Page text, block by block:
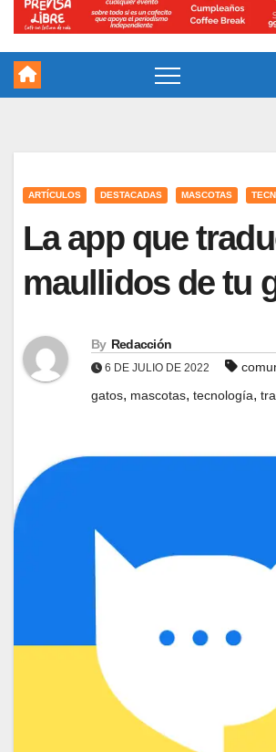
ARTÍCULOS DESTACADAS MASCOTAS
La app que
maullidos de tu
By Redacción
6 DE JULIO DE 2022
gatos, mascotas, tecnología,